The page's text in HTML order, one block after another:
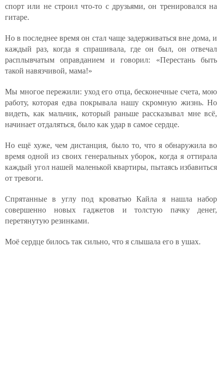
спорт или не строил что-то с друзьями, он тренировался на
гитаре.
Но в последнее время он стал чаще задерживаться вне дома, и
каждый раз, когда я спрашивала, где он был, он отвечал
расплывчатым оправданием и говорил: «Перестань быть
такой навязчивой, мама!»
Мы многое пережили: уход его отца, бесконечные счета, мою
работу, которая едва покрывала нашу скромную жизнь. Но
видеть, как мальчик, который раньше рассказывал мне всё,
начинает отдаляться, было как удар в самое сердце.
Но ещё хуже, чем дистанция, было то, что я обнаружила во
время одной из своих генеральных уборок, когда я оттирала
каждый угол нашей маленькой квартиры, пытаясь избавиться
от тревоги.
Спрятанные в углу под кроватью Кайла я нашла набор
совершенно новых гаджетов и толстую пачку денег,
перетянутую резинками.
Моё сердце билось так сильно, что я слышала его в ушах.